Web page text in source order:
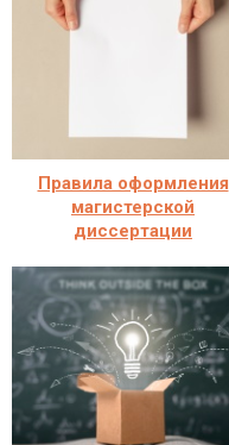
Правила оформления
магистерской
диссертации